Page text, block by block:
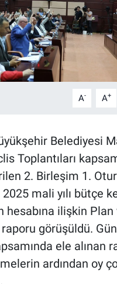
A- A+
Belediyesi
Toplantıları
2. Birleşim 1.
mali yılı bütçe
hesabına ilişkin
görüşüldü.
ele alınan
ardından oy